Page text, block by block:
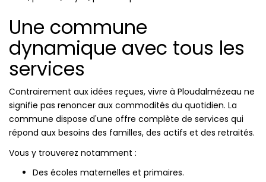
Une commune
dynamique avec tous les
services
Contrairement aux idées reçues, vivre à Ploudalmézeau ne
signifie pas renoncer aux commodités du quotidien. La
commune dispose d'une offre complète de services qui
répond aux besoins des familles, des actifs et des retraités.
Vous y trouverez notamment :
Des écoles maternelles et primaires.